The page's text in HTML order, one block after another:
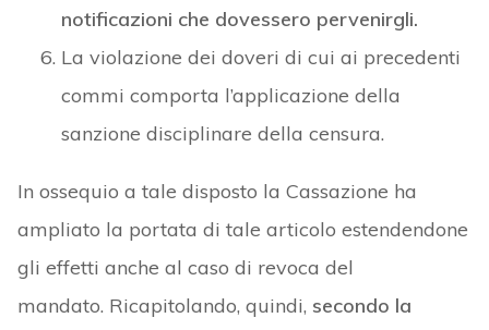
notificazioni che dovessero pervenirgli.
La violazione dei doveri di cui ai precedenti
commi comporta l’applicazione della
sanzione disciplinare della censura.
In ossequio a tale disposto la Cassazione ha
ampliato la portata di tale articolo estendendone
gli effetti anche al caso di revoca del
mandato. Ricapitolando, quindi, secondo la